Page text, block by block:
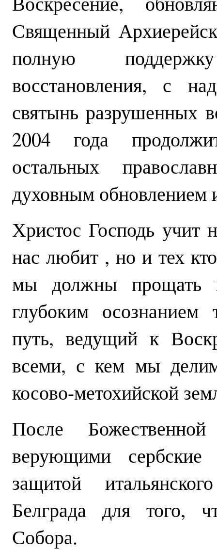
Священный
полную
восстановления, с
святынь разрушенных
2004 года
остальных
духовным
Христос Господь учит
нас любит , но и тех
мы должны прощать
глубоким осознанием
путь, ведущий к
всеми, с кем мы делим
косово-метохийской
После
верующими сербские
защитой
Белграда для того,
Собора.